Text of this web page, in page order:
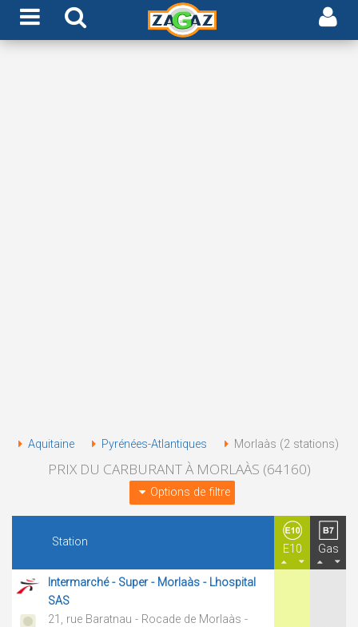
Aquitaine Pyrénées-Atlantiques Morlaàs (2 stations)
PRIX DU CARBURANT À MORLAÀS (64160)
Options de filtre
Station
E10 Gas
Intermarché - Super - Morlaàs - Lhospital
SAS
21, rue Baratnau - Rocade de Morlaàs -